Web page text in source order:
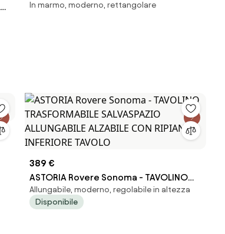
Androgyne
In marmo, moderno, rettangolare
389 €
ASTORIA Rovere Sonoma - TAVOLINO
TRASFORMABILE SALVASPAZIO
ALLUNGABILE ALZABILE CON RIPIANO
Allungabile, moderno, regolabile in altezza
Disponibile